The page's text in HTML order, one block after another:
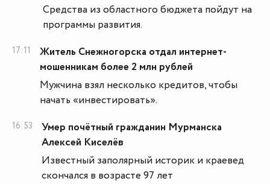
Средства из областного бюджета пойдут на
программы развития.
17:11
Житель Снежногорска отдал интернет-
мошенникам более 2 млн рублей
Мужчина взял несколько кредитов, чтобы
начать «инвестировать».
16:53
Умер почётный гражданин Мурманска
Алексей Киселёв
Известный заполярный историк и краевед
скончался в возрасте 97 лет